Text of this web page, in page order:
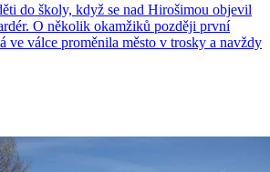
do školy, když se nad Hirošimou objevil
O několik okamžiků později první
ve válce proměnila město v trosky a navždy